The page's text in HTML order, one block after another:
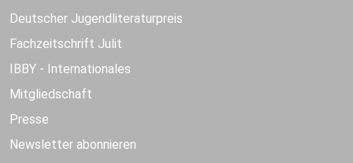
Deutscher Jugendliteraturpreis
Fachzeitschrift Julit
IBBY - Internationales
Mitgliedschaft
Presse
Newsletter abonnieren